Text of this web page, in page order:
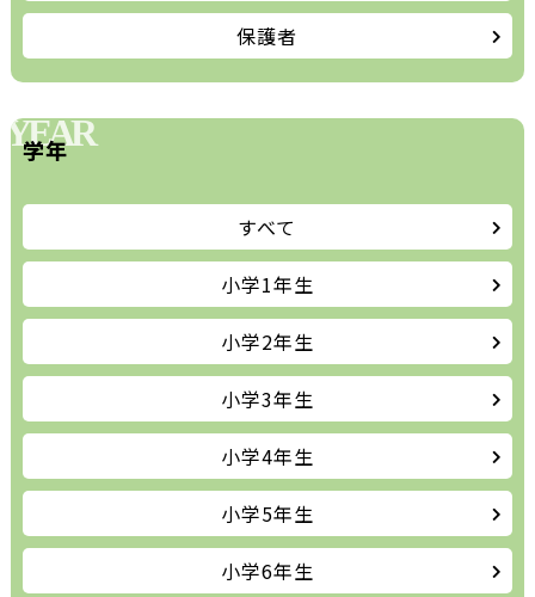
保護者
YEAR
学年
すべて
小学1年生
小学2年生
小学3年生
小学4年生
小学5年生
小学6年生